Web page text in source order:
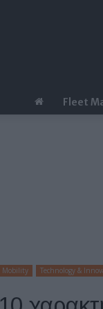
Fleet
Mobility Technology &